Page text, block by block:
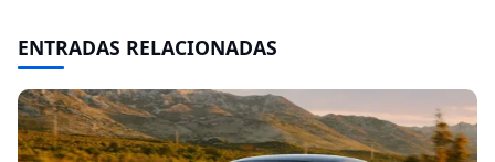
ENTRADAS RELACIONADAS